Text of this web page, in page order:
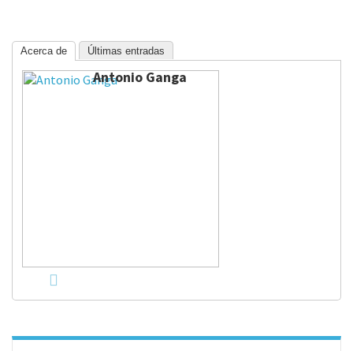
Acerca de Últimas entradas
Antonio Ganga